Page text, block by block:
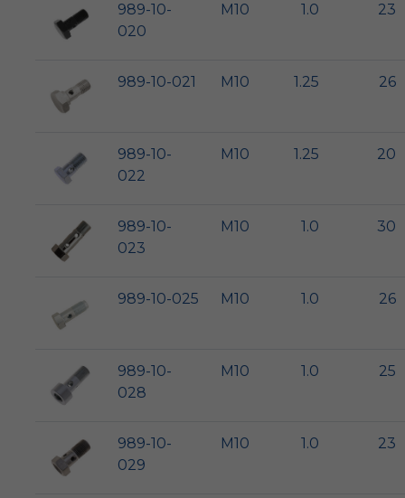
989-10-
020
M10 1.0 23
989-10-021 M10 1.25 26
989-10-
022
M10 1.25 20
989-10-
023
M10 1.0 30
989-10-025 M10 1.0 26
989-10-
028
M10 1.0 25
989-10-
029
M10 1.0 23